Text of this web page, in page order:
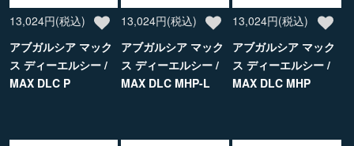
13,024円(税込)
アブガルシア マック
ス ディーエルシー /
MAX DLC P
13,024円(税込)
アブガルシア マック
ス ディーエルシー /
MAX DLC MHP-L
13,024円(税込)
アブガルシア マック
ス ディーエルシー /
MAX DLC MHP